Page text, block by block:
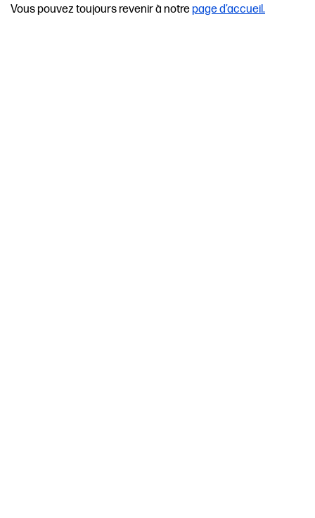
Vous pouvez toujours revenir à notrepage d’accueil.